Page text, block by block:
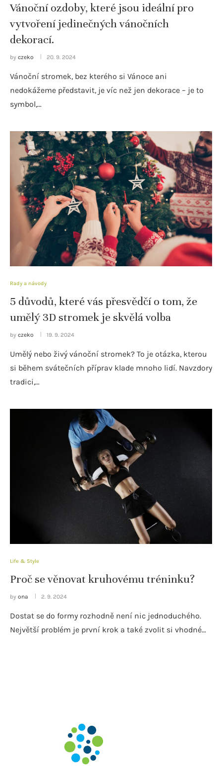
Vánoční ozdoby, které jsou ideální pro
vytvoření jedinečných vánočních
dekorací.
by czeko 20. 9. 2024
Vánoční stromek, bez kterého si Vánoce ani
nedokážeme představit, je víc než jen dekorace – je to
symbol,…
Rady a návody
5 důvodů, které vás přesvědčí o tom, že
umělý 3D stromek je skvělá volba
by czeko 19. 9. 2024
Umělý nebo živý vánoční stromek? To je otázka, kterou
si během svátečních příprav klade mnoho lidí. Navzdory
tradici,…
Life & Style
Proč se věnovat kruhovému tréninku?
by ona 2. 9. 2024
Dostat se do formy rozhodně není nic jednoduchého.
Největší problém je první krok a také zvolit si vhodné…